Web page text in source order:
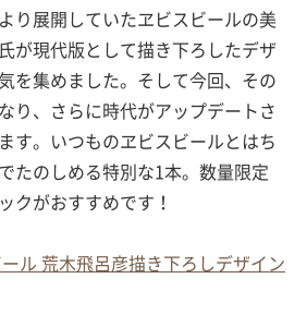
り展開していたヱビスビールの美
が現代版として描き下ろしたデザ
を集めました。そして今回、その
り、さらに時代がアップデートさ
す。いつものヱビスビールとはち
たのしめる特別な1本。数量限定
クがおすすめです！
ル 荒木飛呂彦描き下ろしデザイン